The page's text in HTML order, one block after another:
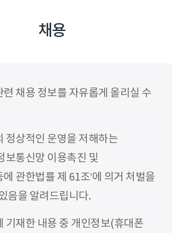
채용
련 채용 정보를 자유롭게 올리실 수
정상적인 운영을 저해하는
보통신망 이용촉진 및
관한법률 제 61조’에 의거 처벌을
음을 알려드립니다.
기재한 내용 중 개인정보(휴대폰